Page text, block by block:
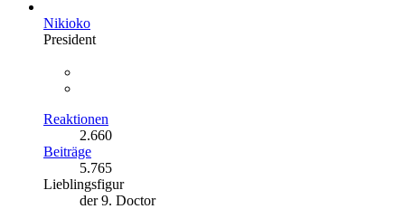
Nikioko
President
Reaktionen
2.660
Beiträge
5.765
Lieblingsfigur
der 9. Doctor